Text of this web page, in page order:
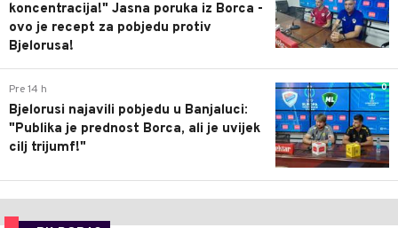
koncentracija!" Jasna poruka iz Borca -
ovo je recept za pobjedu protiv
Bjelorusa!
0
Pre 14 h
Bjelorusi najavili pobjedu u Banjaluci:
"Publika je prednost Borca, ali je uvijek
cilj trijumf!"